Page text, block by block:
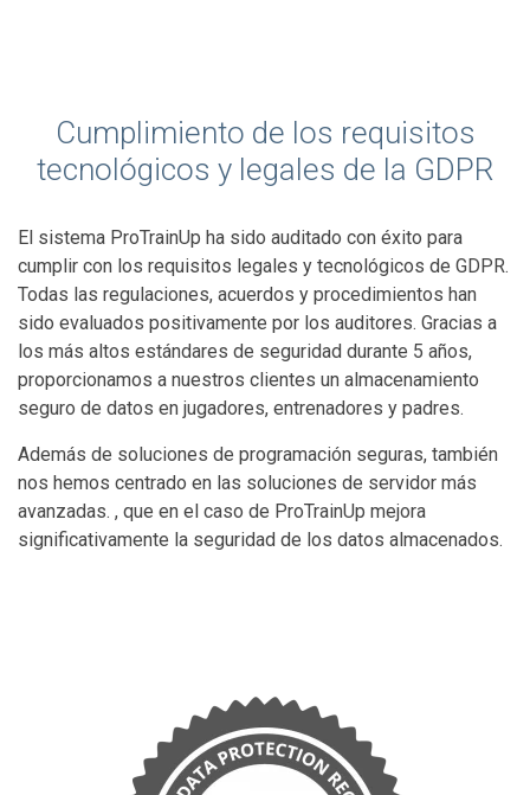
Cumplimiento de los requisitos
tecnológicos y legales de la GDPR
El sistema ProTrainUp ha sido auditado con éxito para
cumplir con los requisitos legales y tecnológicos de GDPR.
Todas las regulaciones, acuerdos y procedimientos han
sido evaluados positivamente por los auditores. Gracias a
los más altos estándares de seguridad durante 5 años,
proporcionamos a nuestros clientes un almacenamiento
seguro de datos en jugadores, entrenadores y padres.
Además de soluciones de programación seguras, también
nos hemos centrado en las soluciones de servidor más
avanzadas. , que en el caso de ProTrainUp mejora
significativamente la seguridad de los datos almacenados.